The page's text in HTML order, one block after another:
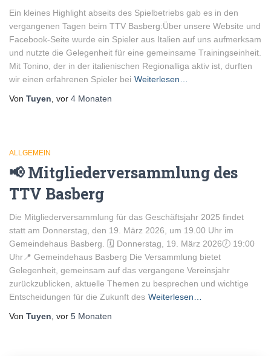
Ein kleines Highlight abseits des Spielbetriebs gab es in den
vergangenen Tagen beim TTV Basberg:Über unsere Website und
Facebook-Seite wurde ein Spieler aus Italien auf uns aufmerksam
und nutzte die Gelegenheit für eine gemeinsame Trainingseinheit.
Mit Tonino, der in der italienischen Regionalliga aktiv ist, durften
wir einen erfahrenen Spieler bei Weiterlesen…
Von Tuyen , vor 4 Monaten
ALLGEMEIN
📢 Mitgliederversammlung des
TTV Basberg
Die Mitgliederversammlung für das Geschäftsjahr 2025 findet
statt am Donnerstag, den 19. März 2026, um 19.00 Uhr im
Gemeindehaus Basberg. 🗓 Donnerstag, 19. März 2026🕖 19:00
Uhr📍 Gemeindehaus Basberg Die Versammlung bietet
Gelegenheit, gemeinsam auf das vergangene Vereinsjahr
zurückzublicken, aktuelle Themen zu besprechen und wichtige
Entscheidungen für die Zukunft des Weiterlesen…
Von Tuyen , vor 5 Monaten